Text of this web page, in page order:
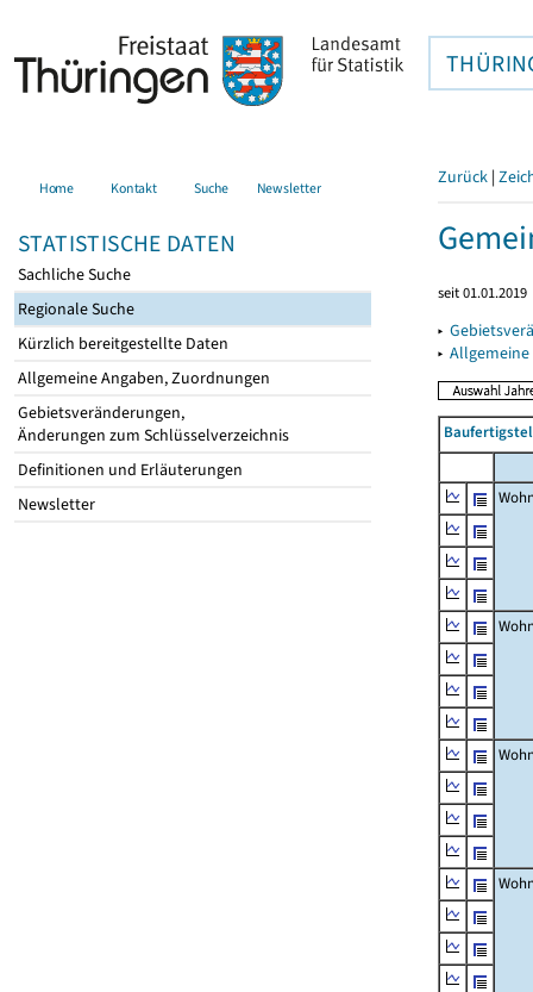
Home Kontakt Suche Newsletter
STATISTISCHE DATEN
Sachliche Suche
Regionale Suche
Kürzlich bereitgestellte Daten
Allgemeine Angaben, Zuordnungen
Gebietsveränderungen,
Änderungen zum Schlüsselverzeichnis
Definitionen und Erläuterungen
Newsletter
Zurück |
seit 01.01.2019
▸
▸